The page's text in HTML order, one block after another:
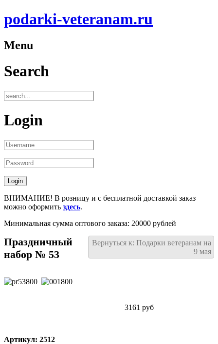
podarki-veteranam.ru
Menu
Search
Login
ВНИМАНИЕ! В розницу и с бесплатной доставкой заказ
можно оформить здесь.
Минимальная сумма оптового заказа: 20000 рублей
Вернуться к: Подарки ветеранам на
9 мая
Праздничный
набор № 53
3161 руб
Артикул: 2512